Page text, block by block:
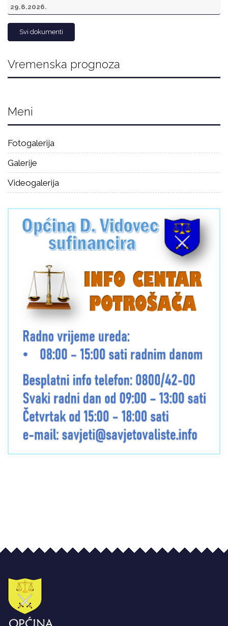
29.6.2026.
Svi dokumenti
Vremenska prognoza
Meni
Fotogalerija
Galerije
Videogalerija